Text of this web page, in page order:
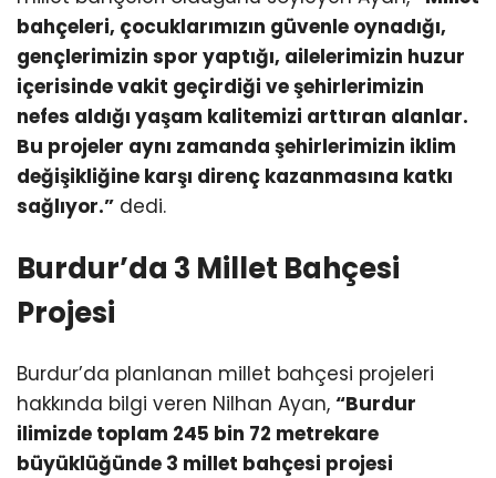
bahçeleri, çocuklarımızın güvenle oynadığı,
gençlerimizin spor yaptığı, ailelerimizin huzur
içerisinde vakit geçirdiği ve şehirlerimizin
nefes aldığı yaşam kalitemizi arttıran alanlar.
Bu projeler aynı zamanda şehirlerimizin iklim
değişikliğine karşı direnç kazanmasına katkı
sağlıyor.” dedi.
Burdur’da 3 Millet Bahçesi
Projesi
Burdur’da planlanan millet bahçesi projeleri
hakkında bilgi veren Nilhan Ayan, “Burdur
ilimizde toplam 245 bin 72 metrekare
büyüklüğünde 3 millet bahçesi projesi